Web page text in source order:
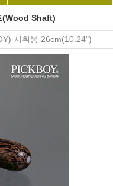
(Wood Shaft)
지휘봉 26cm(10.24")